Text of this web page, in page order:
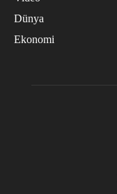
Dünya
Ekonomi